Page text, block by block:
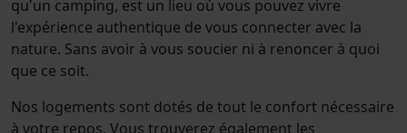
qu'un camping, est un lieu où vous pouvez vivre
l'expérience authentique de vous connecter avec la
nature. Sans avoir à vous soucier ni à renoncer à quoi
que ce soit.
Nos logements sont dotés de tout le confort nécessaire
à votre repos. Vous trouverez également les